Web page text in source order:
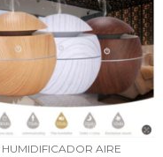
HUMIDIFICADOR AIRE